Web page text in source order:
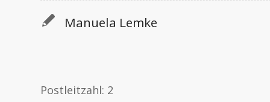
Manuela Lemke
Postleitzahl: 2